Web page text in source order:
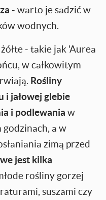
- warto je sadzić w
wodnych.
- takie jak 'Aurea
w całkowitym
Rośliny
i jałowej glebie
i podlewania w
a w
zimą przed
jest kilka
rośliny gorzej
suszami czy